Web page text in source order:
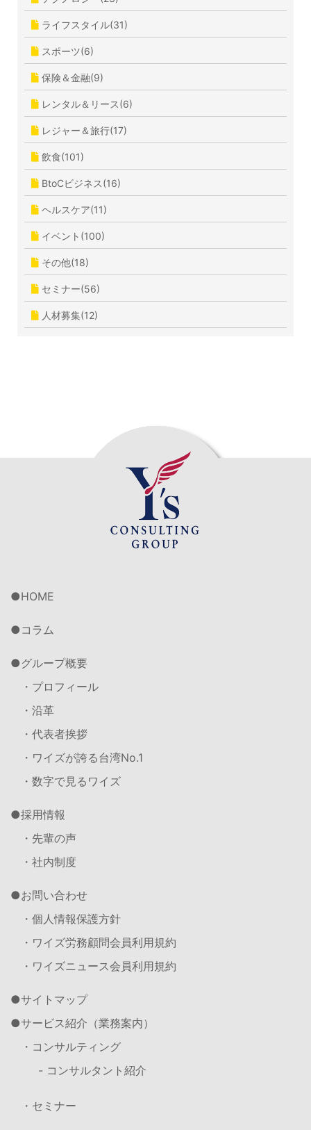
ライフスタイル(31)
スポーツ(6)
保険＆金融(9)
レンタル＆リース(6)
レジャー＆旅行(17)
飲食(101)
BtoCビジネス(16)
ヘルスケア(11)
イベント(100)
その他(18)
セミナー(56)
人材募集(12)
HOME
コラム
グループ概要
・プロフィール
・沿革
・代表者挨拶
・ワイズが誇る台湾No.1
・数字で見るワイズ
採用情報
・先輩の声
・社内制度
お問い合わせ
・個人情報保護方針
・ワイズ労務顧問会員利用規約
・ワイズニュース会員利用規約
サイトマップ
サービス紹介（業務案内）
・コンサルティング
- コンサルタント紹介
・セミナー